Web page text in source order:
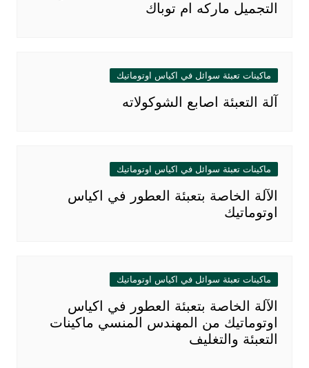
التجميل ماركه ام توباك
ماكينات تعبئة سوائل في اكياس اوتوماتيك
آلة التعبئة اصابع الشوكولاته
ماكينات تعبئة سوائل في اكياس اوتوماتيك
الآلة الخاصة بتعبئة العطور في اكياس
اوتوماتيك
ماكينات تعبئة سوائل في اكياس اوتوماتيك
الآلة الخاصة بتعبئة العطور في اكياس
اوتوماتيك من المهندس المنسي ماكينات
التعبئة والتغليف